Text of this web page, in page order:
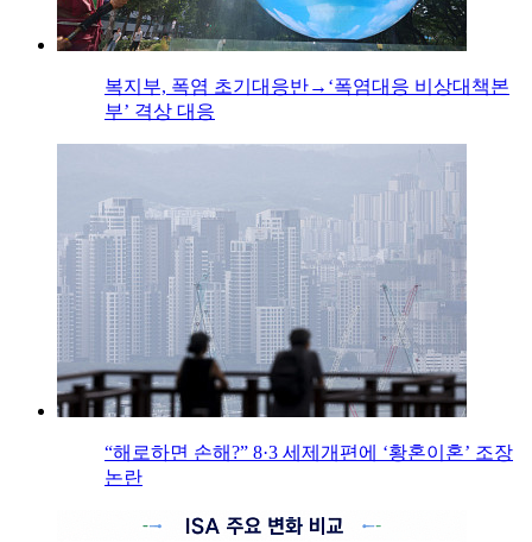
복지부, 폭염 초기대응반→‘폭염대응 비상대책본
부’ 격상 대응
“해로하면 손해?” 8·3 세제개편에 ‘황혼이혼’ 조장
논란